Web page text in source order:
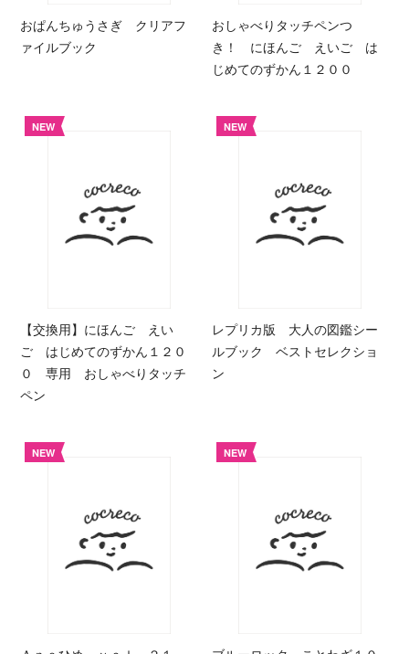
おぱんちゅうさぎ クリアフ
ァイルブック
おしゃべりタッチペンつ
き！ にほんご えいご は
じめてのずかん１２００
NEW
【交換用】にほんご えい
ご はじめてのずかん１２０
０ 専用 おしゃべりタッチ
ペン
NEW
レプリカ版 大人の図鑑シー
ルブック ベストセレクショ
ン
NEW NEW